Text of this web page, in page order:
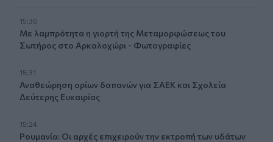
15:36
Με λαμπρότητα η γιορτή της Μεταμορφώσεως του
Σωτήρος στο Αρκαλοχώρι - Φωτογραφίες
15:31
Αναθεώρηση ορίων δαπανών για ΣΑΕΚ και Σχολεία
Δεύτερης Ευκαιρίας
15:24
Ρουμανία: Οι αρχές επιχειρούν την εκτροπή των υδάτων